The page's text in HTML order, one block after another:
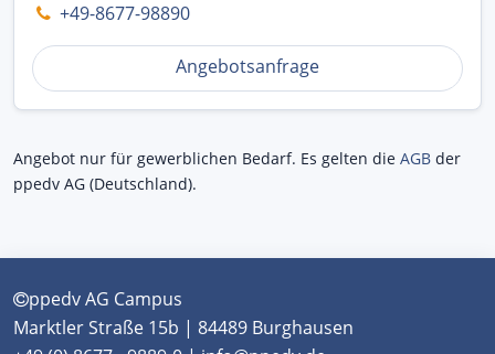
+49-8677-98890
Angebotsanfrage
Angebot nur für gewerblichen Bedarf. Es gelten die AGB der
ppedv AG (Deutschland).
ppedv AG Campus
Marktler Straße 15b | 84489 Burghausen